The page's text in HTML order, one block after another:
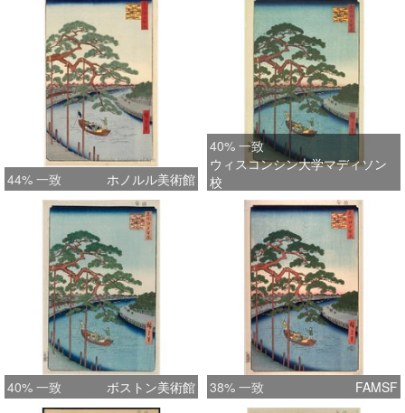
44% 一致 ホノルル美術館
40% 一致
ウィスコンシン大学マディソン
校
40% 一致 ボストン美術館 38% 一致 FAMSF